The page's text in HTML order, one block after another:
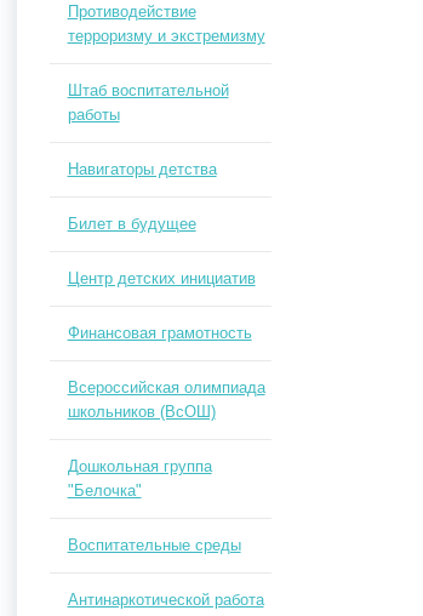
Противодействие
терроризму и экстремизму
Штаб воспитательной
работы
Навигаторы детства
Билет в будущее
Центр детских инициатив
Финансовая грамотность
Всероссийская олимпиада
школьников (ВсОШ)
Дошкольная группа
"Белочка"
Воспитательные среды
Антинаркотической работа